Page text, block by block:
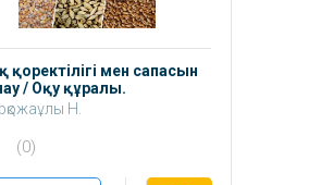
қоректілігі мен сапасын
/ Оқу құралы.
Н.
С.
(0)